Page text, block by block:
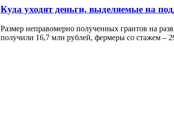
Куда уходят деньги, выделяемые на
Размер неправомерно полученных грантов на
получили 16,7 млн рублей, фермеры со стажем –